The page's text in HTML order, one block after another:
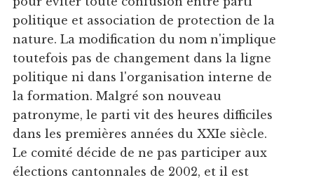
politique et association de protection de la
nature. La modification du nom n'implique
toutefois pas de changement dans la ligne
politique ni dans l'organisation interne de
la formation. Malgré son nouveau
patronyme, le parti vit des heures difficiles
dans les premières années du XXIe siècle.
Le comité décide de ne pas participer aux
élections cantonnales de 2002, et il est